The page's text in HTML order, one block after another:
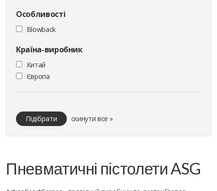
Особливості
Blowback
Країна-виробник
Китай
Європа
Підібрати скинути все »
Пневматичні пістолети ASG